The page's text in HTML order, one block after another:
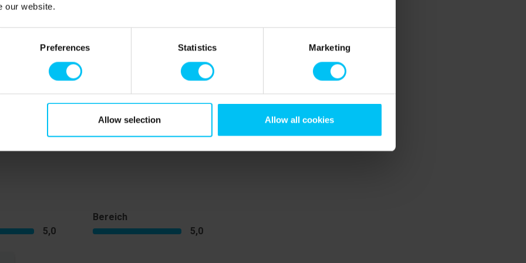
our website.
Preferences Statistics Marketing
Allow selection Allow all cookies
entfernt. Mini-Shop im Hotel Skagen Strand
entfernt.
5,0
Bereich
5,0